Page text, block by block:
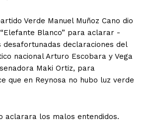
Verde Manuel Muñoz Cano dio
Blanco” para aclarar -
declaraciones del
nacional Arturo Escobara y Vega
Maki Ortiz, para
que en Reynosa no hubo luz verde
aclarara los malos entendidos.